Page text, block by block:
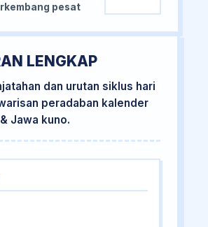
pesat
LENGKAP
dan urutan siklus hari
peradaban kalender
Jawa kuno.